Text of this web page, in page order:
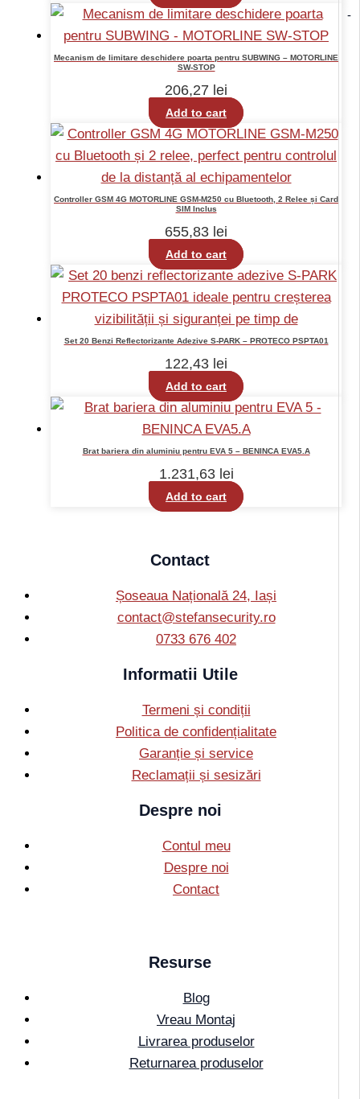
-
Mecanism de limitare deschidere poarta pentru SUBWING – MOTORLINE
SW-STOP
206,27 lei
Add to cart
Controller GSM 4G MOTORLINE GSM-M250 cu Bluetooth, 2 Relee și Card
SIM Inclus
655,83 lei
Add to cart
Set 20 Benzi Reflectorizante Adezive S-PARK – PROTECO PSPTA01
122,43 lei
Add to cart
Brat bariera din aluminiu pentru EVA 5 – BENINCA EVA5.A
1.231,63 lei
Add to cart
Contact
Șoseaua Națională 24, Iași
contact@stefansecurity.ro
0733 676 402
Informatii Utile
Termeni și condiții
Politica de confidențialitate
Garanție și service
Reclamații și sesizări
Despre noi
Contul meu
Despre noi
Contact
Resurse
Blog
Vreau Montaj
Livrarea produselor
Returnarea produselor